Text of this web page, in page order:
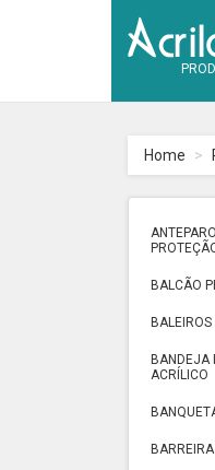
Home
BALCÃO
BANDEJA
ACRÍLICO